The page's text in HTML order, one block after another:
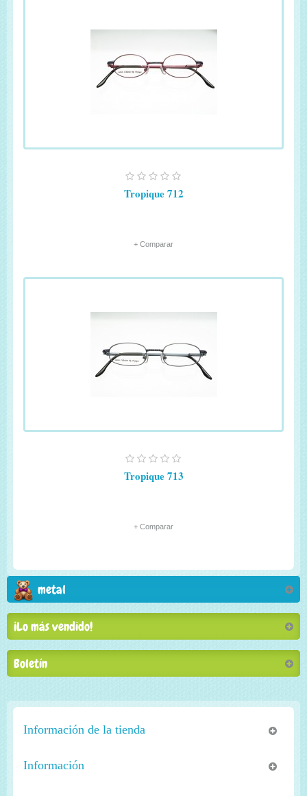
Tropique 712
+ Comparar
Tropique 713
+ Comparar
metal
¡Lo más vendido!
Boletín
Información de la tienda
Información